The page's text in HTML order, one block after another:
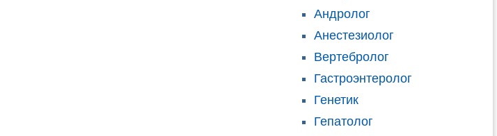
Андролог
Анестезиолог
Вертебролог
Гастроэнтеролог
Генетик
Гепатолог